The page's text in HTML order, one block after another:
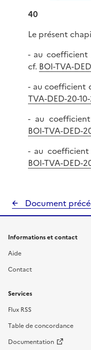
40
Le présent
- au coefficient
cf. BOI-TVA-
- au coefficient
TVA-DED-20-
- au
BOI-TVA-DED-
- au
BOI-TVA-DED-
Document
Informations et contact
Aide
Contact
Services
Flux RSS
Table de concordance
Documentation